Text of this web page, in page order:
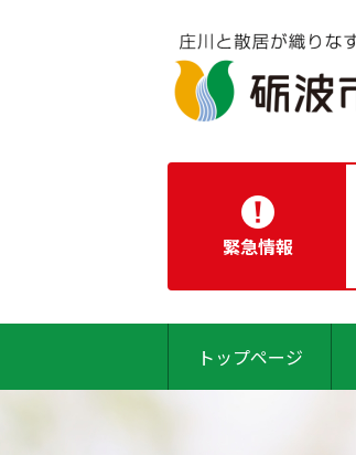
緊急情報
トップページ